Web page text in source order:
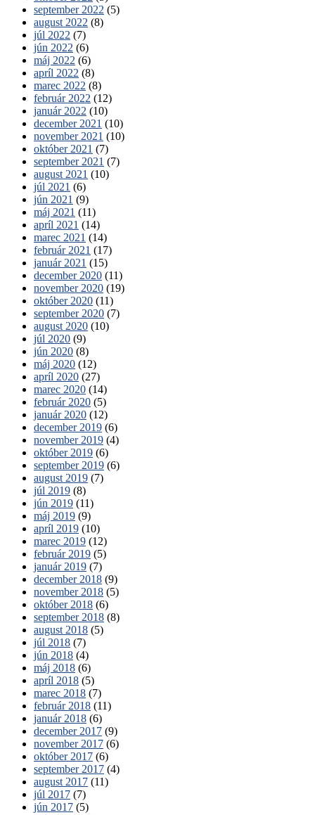
september 2022 (5)
august 2022 (8)
júl 2022 (7)
jún 2022 (6)
máj 2022 (6)
apríl 2022 (8)
marec 2022 (8)
február 2022 (12)
január 2022 (10)
december 2021 (10)
november 2021 (10)
október 2021 (7)
september 2021 (7)
august 2021 (10)
júl 2021 (6)
jún 2021 (9)
máj 2021 (11)
apríl 2021 (14)
marec 2021 (14)
február 2021 (17)
január 2021 (15)
december 2020 (11)
november 2020 (19)
október 2020 (11)
september 2020 (7)
august 2020 (10)
júl 2020 (9)
jún 2020 (8)
máj 2020 (12)
apríl 2020 (27)
marec 2020 (14)
február 2020 (5)
január 2020 (12)
december 2019 (6)
november 2019 (4)
október 2019 (6)
september 2019 (6)
august 2019 (7)
júl 2019 (8)
jún 2019 (11)
máj 2019 (9)
apríl 2019 (10)
marec 2019 (12)
február 2019 (5)
január 2019 (7)
december 2018 (9)
november 2018 (5)
október 2018 (6)
september 2018 (8)
august 2018 (5)
júl 2018 (7)
jún 2018 (4)
máj 2018 (6)
apríl 2018 (5)
marec 2018 (7)
február 2018 (11)
január 2018 (6)
december 2017 (9)
november 2017 (6)
október 2017 (6)
september 2017 (4)
august 2017 (11)
júl 2017 (7)
jún 2017 (5)